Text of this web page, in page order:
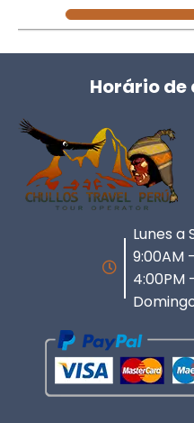
Horário
Lunes a
9:00AM
4:00PM